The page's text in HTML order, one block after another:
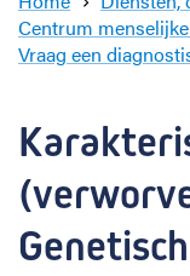
Centrum
Vraag een